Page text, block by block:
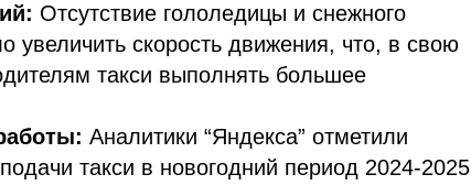
Отсутствие гололедицы и снежного
увеличить скорость движения, что, в свою
такси выполнять большее
Аналитики “Яндекса” отметили
такси в новогодний период 2024-2025